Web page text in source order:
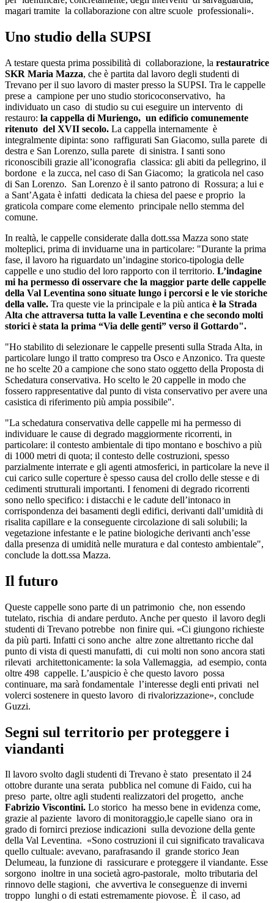
magari tramite la collaborazione con altre scuole professionali».
Uno studio della SUPSI
A testare questa prima possibilità di collaborazione, la restauratrice
SKR Maria Mazza, che è partita dal lavoro degli studenti di
Trevano per il suo lavoro di master presso la SUPSI. Tra le cappelle
prese a campione per uno studio storicoconservativo, ha
individuato un caso di studio su cui eseguire un intervento di
restauro: la cappella di Muriengo, un edificio comunemente
ritenuto del XVII secolo. La cappella internamente è
integralmente dipinta: sono raffigurati San Giacomo, sulla parete di
destra e San Lorenzo, sulla parete di sinistra. I santi sono
riconoscibili grazie all’iconografia classica: gli abiti da pellegrino, il
bordone e la zucca, nel caso di San Giacomo; la graticola nel caso
di San Lorenzo. San Lorenzo è il santo patrono di Rossura; a lui e
a Sant’Agata è infatti dedicata la chiesa del paese e proprio la
graticola compare come elemento principale nello stemma del
comune.
In realtà, le cappelle considerate dalla dott.ssa Mazza sono state
molteplici, prima di inviduarne una in particolare: "Durante la prima
fase, il lavoro ha riguardato un’indagine storico-tipologia delle
cappelle e uno studio del loro rapporto con il territorio. L’indagine
mi ha permesso di osservare che la maggior parte delle cappelle
della Val Leventina sono situate lungo i percorsi e le vie storiche
della valle. Tra queste vie la principale e la più antica è la Strada
Alta che attraversa tutta la valle Leventina e che secondo molti
storici è stata la prima “Via delle genti” verso il Gottardo".
"Ho stabilito di selezionare le cappelle presenti sulla Strada Alta, in
particolare lungo il tratto compreso tra Osco e Anzonico. Tra queste
ne ho scelte 20 a campione che sono stato oggetto della Proposta di
Schedatura conservativa. Ho scelto le 20 cappelle in modo che
fossero rappresentative dal punto di vista conservativo per avere una
casistica di riferimento più ampia possibile".
"La schedatura conservativa delle cappelle mi ha permesso di
individuare le cause di degrado maggiormente ricorrenti, in
particolare: il contesto ambientale di tipo montano e boschivo a più
di 1000 metri di quota; il contesto delle costruzioni, spesso
parzialmente interrate e gli agenti atmosferici, in particolare la neve il
cui carico sulle coperture è spesso causa del crollo delle stesse e di
cedimenti strutturali importanti. I fenomeni di degrado ricorrenti
sono nello specifico: i distacchi e le cadute dell’intonaco in
corrispondenza dei basamenti degli edifici, derivanti dall’umidità di
risalita capillare e la conseguente circolazione di sali solubili; la
vegetazione infestante e le patine biologiche derivanti anch’esse
dalla presenza di umidità nelle muratura e dal contesto ambientale",
conclude la dott.ssa Mazza.
Il futuro
Queste cappelle sono parte di un patrimonio che, non essendo
tutelato, rischia di andare perduto. Anche per questo il lavoro degli
studenti di Trevano potrebbe non finire qui. «Ci giungono richieste
da più parti. Infatti ci sono anche altre zone altrettanto ricche dal
punto di vista di questi manufatti, di cui molti non sono ancora stati
rilevati architettonicamente: la sola Vallemaggia, ad esempio, conta
oltre 498 cappelle. L’auspicio è che questo lavoro possa
continuare, ma sarà fondamentale l’interesse degli enti privati nel
volerci sostenere in questo lavoro di rivalorizzazione», conclude
Guzzi.
Segni sul territorio per proteggere i
viandanti
Il lavoro svolto dagli studenti di Trevano è stato presentato il 24
ottobre durante una serata pubblica nel comune di Faido, cui ha
preso parte, oltre agli studenti realizzatori del progetto, anche
Fabrizio Viscontini. Lo storico ha messo bene in evidenza come,
grazie al paziente lavoro di monitoraggio,le capelle siano ora in
grado di fornirci preziose indicazioni sulla devozione della gente
della Val Leventina. «Sono costruzioni il cui significato travalicava
quello cultuale: avevano, parafrasando il grande storico Jean
Delumeau, la funzione di rassicurare e proteggere il viandante. Esse
sorgono inoltre in una società agro-pastorale, molto tributaria del
rinnovo delle stagioni, che avvertiva le conseguenze di inverni
troppo lunghi o di estati estremamente piovose. È il caso, ad